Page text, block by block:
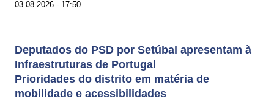
03.08.2026 - 17:50
Deputados do PSD por Setúbal apresentam à
Infraestruturas de Portugal
Prioridades do distrito em matéria de
mobilidade e acessibilidades